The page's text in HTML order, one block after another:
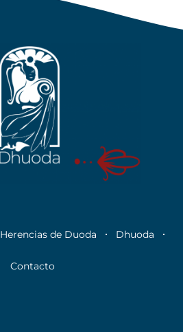
Herencias de Duoda Dhuoda
Contacto